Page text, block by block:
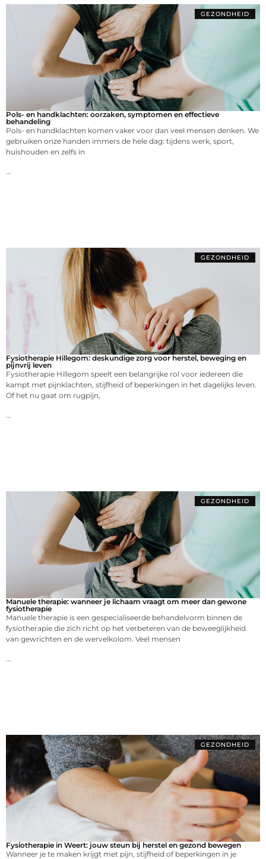
GEZONDHEID
Pols- en handklachten: oorzaken, symptomen en effectieve
behandeling
Pols- en handklachten komen vaker voor dan veel mensen denken. We
gebruiken onze handen immers de hele dag: tijdens werk, sport,
huishouden en zelfs in
GEZONDHEID
Fysiotherapie Hillegom: deskundige zorg voor herstel, beweging en
pijnvrij leven
Fysiotherapie Hillegom speelt een belangrijke rol voor iedereen die
kampt met pijnklachten, stijfheid of beperkingen in het dagelijks leven.
Of het nu gaat om rugpijn,
GEZONDHEID
Manuele therapie: wanneer je lichaam vraagt om meer dan gewone
fysiotherapie
Manuele therapie is een gespecialiseerde behandelvorm binnen de
fysiotherapie die zich richt op het verbeteren van de beweeglijkheid
van gewrichten en de wervelkolom. Veel mensen
GEZONDHEID
Fysiotherapie in Weert: jouw steun bij herstel en gezond bewegen
Wanneer je te maken krijgt met pijn, stijfheid of beperkingen in je